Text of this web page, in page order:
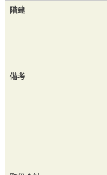
階建
備考